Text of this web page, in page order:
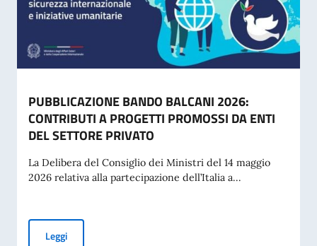
PUBBLICAZIONE BANDO BALCANI 2026:
CONTRIBUTI A PROGETTI PROMOSSI DA ENTI
DEL SETTORE PRIVATO
La Delibera del Consiglio dei Ministri del 14 maggio
2026 relativa alla partecipazione dell’Italia a...
LeggiPUBBLICAZIONE BANDO BALCANI 2026: CONTRIBUTI A